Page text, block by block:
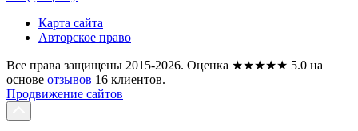
Карта сайта
Авторское право
Все права защищены 2015-2026. Оценка ★★★★★ 5.0 на
основе отзывов 16 клиентов.
Продвижение сайтов